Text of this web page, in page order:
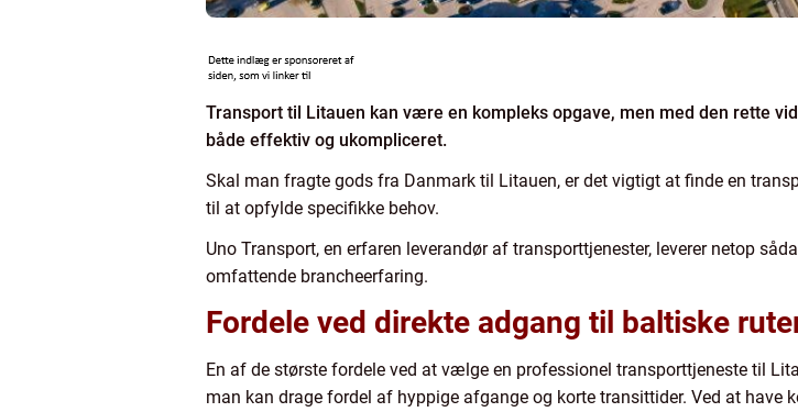
Transport til Litauen kan være en kompleks opgave, men med den rette
både effektiv og ukompliceret.
Skal man fragte gods fra Danmark til Litauen, er det vigtigt at finde en
til at opfylde specifikke behov.
Uno Transport, en erfaren leverandør af transporttjenester, leverer netop
omfattende brancheerfaring.
Fordele ved direkte adgang til baltiske
En af de største fordele ved at vælge en professionel transporttjeneste til
man kan drage fordel af hyppige afgange og korte transittider. Ved at have